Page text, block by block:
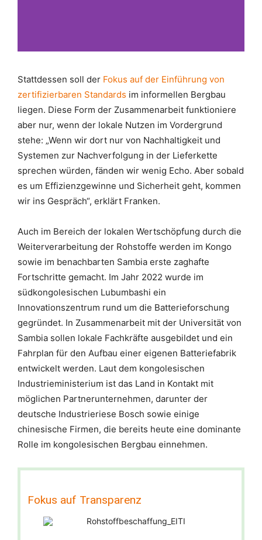
...
wasserstoffbetriebene
Fahrzeuge.
Stattdessen soll der Fokus auf der Einführung von
zertifizierbaren Standards im informellen Bergbau
liegen. Diese Form der Zusammenarbeit funktioniere
aber nur, wenn der lokale Nutzen im Vordergrund
stehe: „Wenn wir dort nur von Nachhaltigkeit und
Systemen zur Nachverfolgung in der Lieferkette
sprechen würden, fänden wir wenig Echo. Aber sobald
es um Effizienzgewinne und Sicherheit geht, kommen
wir ins Gespräch“, erklärt Franken.
Auch im Bereich der lokalen Wertschöpfung durch die
Weiterverarbeitung der Rohstoffe werden im Kongo
sowie im benachbarten Sambia erste zaghafte
Fortschritte gemacht. Im Jahr 2022 wurde im
südkongolesischen Lubumbashi ein
Innovationszentrum rund um die Batterieforschung
gegründet. In Zusammenarbeit mit der Universität von
Sambia sollen lokale Fachkräfte ausgebildet und ein
Fahrplan für den Aufbau einer eigenen Batteriefabrik
entwickelt werden. Laut dem kongolesischen
Industrieministerium ist das Land in Kontakt mit
möglichen Partnerunternehmen, darunter der
deutsche Industrieriese Bosch sowie einige
chinesische Firmen, die bereits heute eine dominante
Rolle im kongolesischen Bergbau einnehmen.
Fokus auf Transparenz